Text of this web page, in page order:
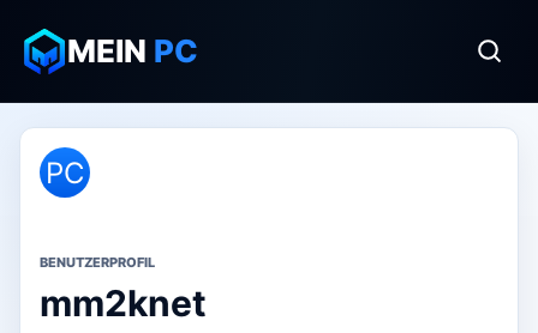
MEIN PC
PC
BENUTZERPROFIL
mm2knet